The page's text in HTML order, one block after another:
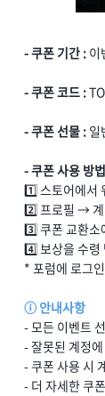
- 쿠폰 기간 : 이
- 쿠폰 코드 :
- 쿠폰 선물 : 일
- 쿠폰 사용 방법
1️⃣ 스토어에서
2️⃣ 프로필 → 계
3️⃣ 쿠폰 교환소
4️⃣ 보상을 수령
* 포럼에 로그
ⓘ 안내사항
- 모든 이벤트
- 잘못된 계정
- 쿠폰 사용 시
- 더 자세한 쿠